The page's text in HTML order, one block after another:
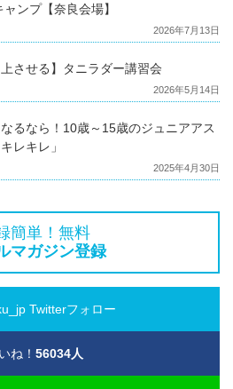
ンプ【奈良会場】
2026年7月13日
上させる】タニラダー講習会
2026年5月14日
るなら！10歳～15歳のジュニアアス
レキレ」
2025年4月30日
簡単！無料
マガジン登録
Twitterフォロー
ね！ 56034人